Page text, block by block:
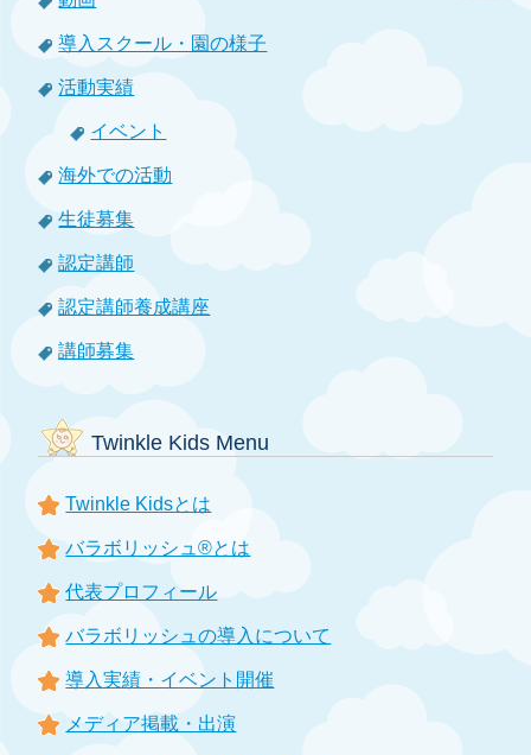
導入スクール・園の様子
活動実績
イベント
海外での活動
生徒募集
認定講師
認定講師養成講座
講師募集
Twinkle Kids Menu
Twinkle Kidsとは
バラボリッシュ®とは
代表プロフィール
バラボリッシュの導入について
導入実績・イベント開催
メディア掲載・出演